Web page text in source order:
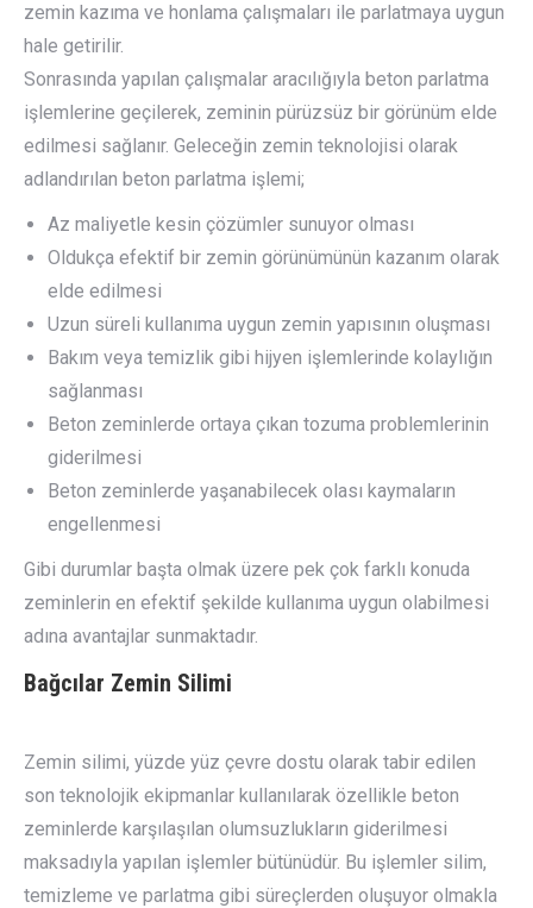
zemin kazıma ve honlama çalışmaları ile parlatmaya uygun
hale getirilir.
Sonrasında yapılan çalışmalar aracılığıyla beton parlatma
işlemlerine geçilerek, zeminin pürüzsüz bir görünüm elde
edilmesi sağlanır. Geleceğin zemin teknolojisi olarak
adlandırılan beton parlatma işlemi;
Az maliyetle kesin çözümler sunuyor olması
Oldukça efektif bir zemin görünümünün kazanım olarak
elde edilmesi
Uzun süreli kullanıma uygun zemin yapısının oluşması
Bakım veya temizlik gibi hijyen işlemlerinde kolaylığın
sağlanması
Beton zeminlerde ortaya çıkan tozuma problemlerinin
giderilmesi
Beton zeminlerde yaşanabilecek olası kaymaların
engellenmesi
Gibi durumlar başta olmak üzere pek çok farklı konuda
zeminlerin en efektif şekilde kullanıma uygun olabilmesi
adına avantajlar sunmaktadır.
Bağcılar Zemin Silimi
Zemin silimi, yüzde yüz çevre dostu olarak tabir edilen
son teknolojik ekipmanlar kullanılarak özellikle beton
zeminlerde karşılaşılan olumsuzlukların giderilmesi
maksadıyla yapılan işlemler bütünüdür. Bu işlemler silim,
temizleme ve parlatma gibi süreçlerden oluşuyor olmakla